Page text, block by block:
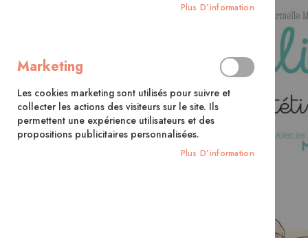
Plus D’information
Marketing
Les cookies marketing sont utilisés pour suivre et
collecter les actions des visiteurs sur le site. Ils
permettent une expérience utilisateurs et des
propositions publicitaires personnalisées.
Plus D’information